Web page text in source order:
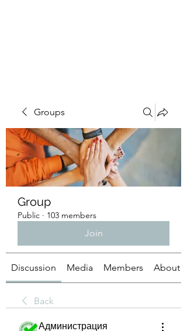
Groups
Group
Public · 103 members
Join
Discussion Media Members About
Back
Администрация